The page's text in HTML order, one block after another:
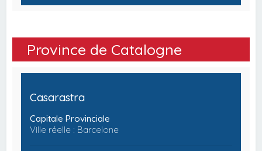
Province de Catalogne
Casarastra
Capitale Provinciale
Ville réelle : Barcelone